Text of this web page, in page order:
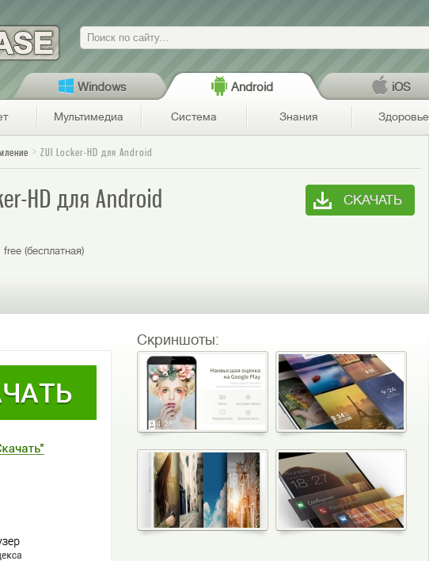
Поиск
Windows Android iOS
Мультимедиа Система Знания Здоровье
ZUI Locker-HD для Android
HD для Android СКАЧАТЬ
free (бесплатная)
Скриншоты: